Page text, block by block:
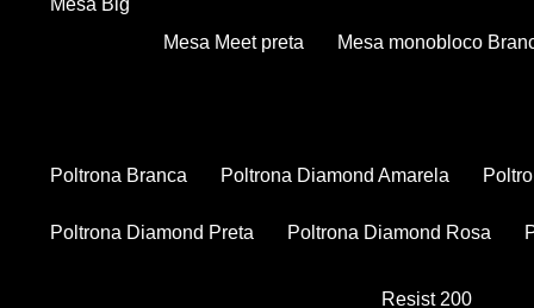
Mesa Big
Mesa Meet preta Mesa monobloco
Poltrona Branca Poltrona Diamond Amarela
Poltrona Diamond Preta Poltrona Diamond Rosa
Resist 200